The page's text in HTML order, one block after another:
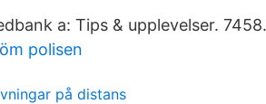
a: Tips & upplevelser.
polisen
på distans